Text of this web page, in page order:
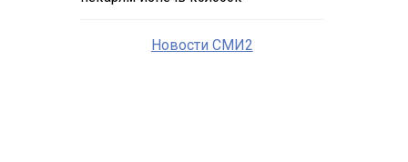
Новости СМИ2